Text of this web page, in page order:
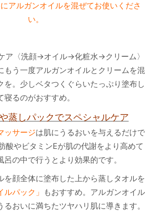
アルガンオイルを混ぜてお使いくださ
い。
ア〈洗顔→オイル→化粧水→クリーム〉
もう一度アルガンオイルとクリームを混
を。少しベタつくぐらいたっぷり塗布し
寝るのがおすすめ。
蒸しパックでスペシャルケア
ッサージは肌にうるおいを与えるだけで
酸やビタミンEが肌の代謝をより高めて
呂の中で行うとより効果的です。
を顔全体に塗布した上から蒸しタオルを
ルパック」 もおすすめ。アルガンオイル
おいに満ちたツヤハリ肌に導きます。